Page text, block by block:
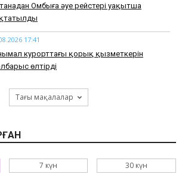
Омбыға әуе рейстері уақытша
17:41
курорттағы қорық қызметкерін
өлтірді
Тағы мақалалар
7 күн 30 күн